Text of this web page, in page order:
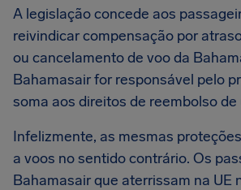
A legislação concede aos
reivindicar compensação por
ou cancelamento de voo da
Bahamasair for responsável pelo
soma aos direitos de reembolso de
Infelizmente, as mesmas
a voos no sentido contrário. Os
Bahamasair que aterrissam na UE